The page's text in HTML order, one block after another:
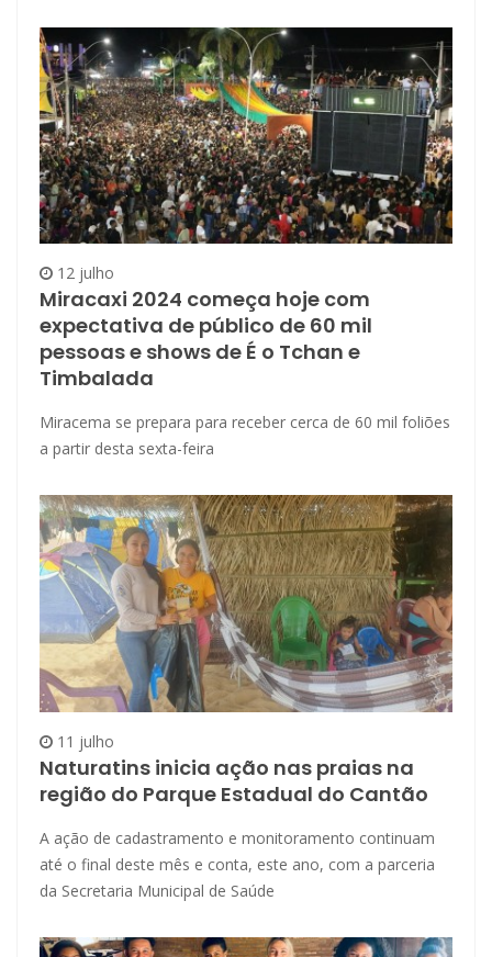
12 julho
Miracaxi 2024 começa hoje com
expectativa de público de 60 mil
pessoas e shows de É o Tchan e
Timbalada
Miracema se prepara para receber cerca de 60 mil foliões
a partir desta sexta-feira
11 julho
Naturatins inicia ação nas praias na
região do Parque Estadual do Cantão
A ação de cadastramento e monitoramento continuam
até o final deste mês e conta, este ano, com a parceria
da Secretaria Municipal de Saúde